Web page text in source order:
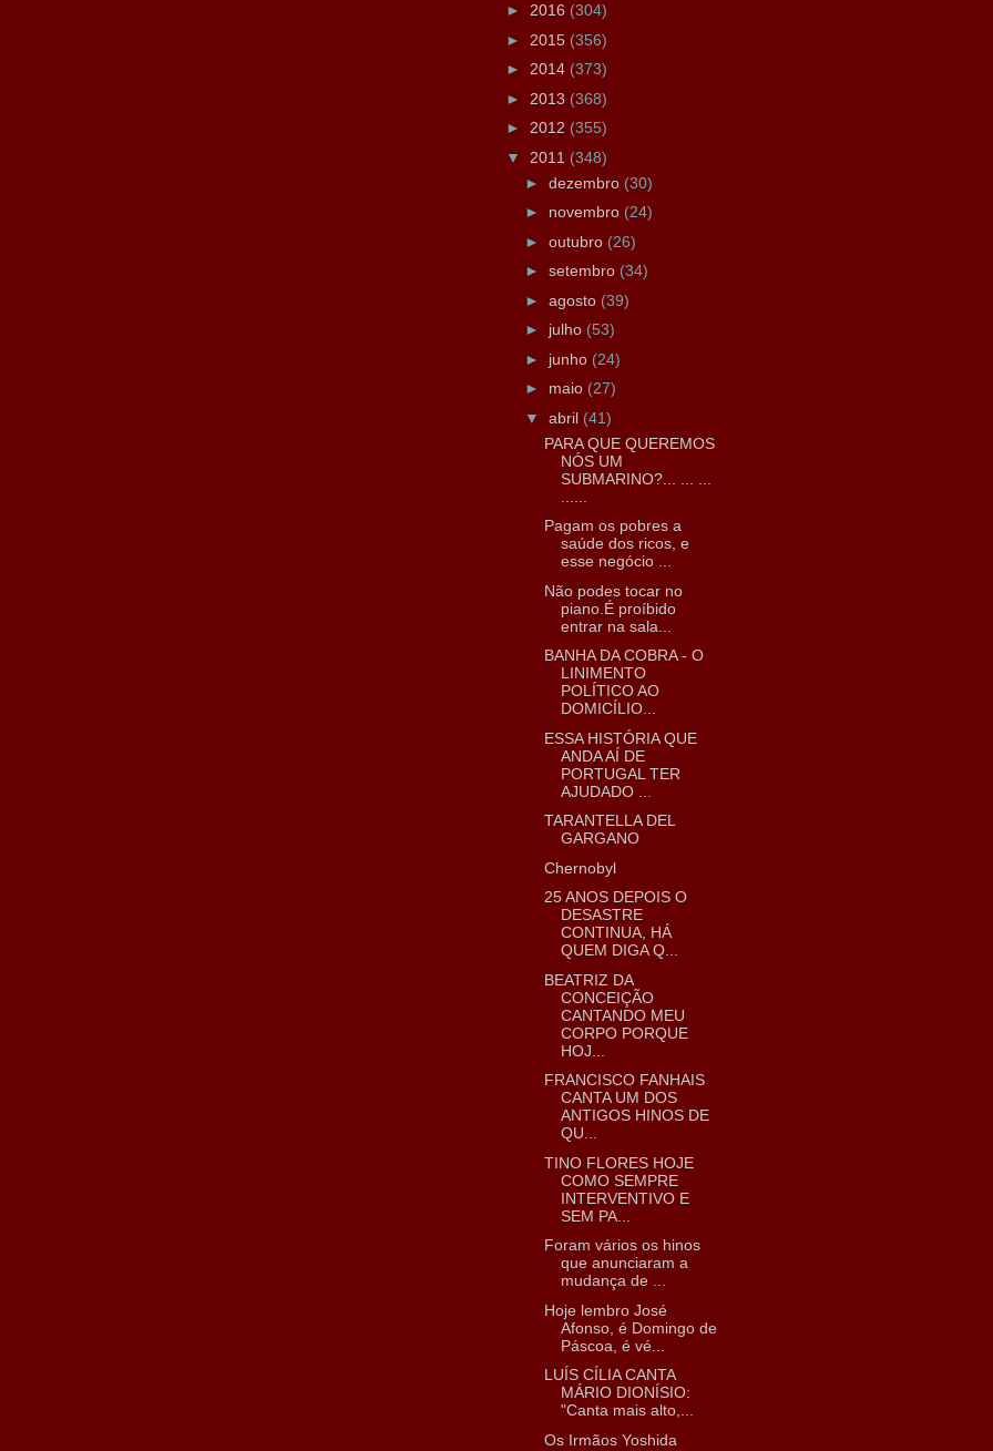
► 2016 (304)
► 2015 (356)
► 2014 (373)
► 2013 (368)
► 2012 (355)
▼ 2011 (348)
► dezembro (30)
► novembro (24)
► outubro (26)
► setembro (34)
► agosto (39)
► julho (53)
► junho (24)
► maio (27)
▼ abril (41)
PARA QUE QUEREMOS
NÓS UM
SUBMARINO?... ... ...
Pagam os pobres a
saúde dos ricos, e
esse negócio ...
Não podes tocar no
piano.É proíbido
entrar na sala...
BANHA DA COBRA - O
LINIMENTO
POLÍTICO AO
DOMICÍLIO...
ESSA HISTÓRIA QUE
ANDA AÍ DE
PORTUGAL TER
AJUDADO ...
TARANTELLA DEL
GARGANO
Chernobyl
25 ANOS DEPOIS O
DESASTRE
CONTINUA, HÁ
QUEM DIGA Q...
BEATRIZ DA
CONCEIÇÃO
CANTANDO MEU
CORPO PORQUE
HOJ...
FRANCISCO FANHAIS
CANTA UM DOS
ANTIGOS HINOS DE
QU...
TINO FLORES HOJE
COMO SEMPRE
INTERVENTIVO E
SEM PA...
Foram vários os hinos
que anunciaram a
mudança de ...
Hoje lembro José
Afonso, é Domingo de
Páscoa, é vé...
LUÍS CÍLIA CANTA
MÁRIO DIONÍSIO:
"Canta mais alto,...
Os Irmãos Yoshida